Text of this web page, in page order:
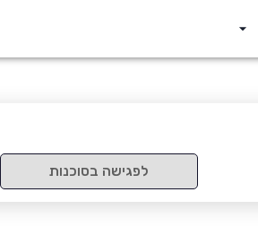
לפגישה בסוכנות